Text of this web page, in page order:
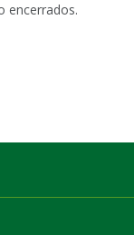
encerrados.